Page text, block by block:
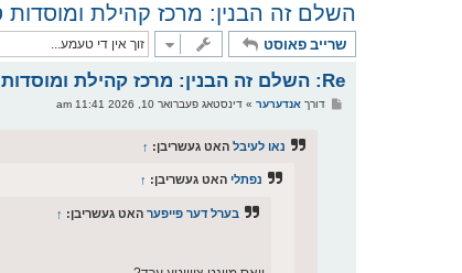
השלם זה הבנין: מרכז קהילת
שרייב פאוסט
Re: השלם זה הבנין: מרכז קהילת ומוסדות סאטמאר (מהר"א) אין ירושלים עיה"ק
פדורך אנדערער» דינסטאג פעברואר 10, 2026 11:41 am
נאו לעיבל האט געשריבן: ↑
נפתלי האט געשריבן: ↑
בערל דער פייפער האט געשריבן: ↑